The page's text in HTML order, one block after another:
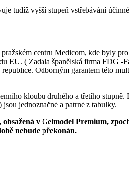
tudíž vyšší stupeň vstřebávání
centru Medicom, kde byly
( Zadala španělská firma FDG
Odborným garantem této
kloubu druhého a třetího
jednoznačné a patrné z tabulky.
v Gelmodel Premium,
nebude překonán.